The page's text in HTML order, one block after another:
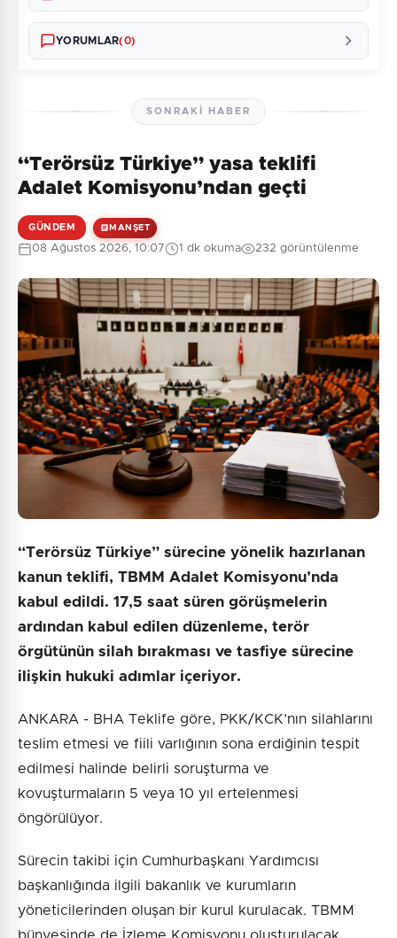
Güvenlik Sorusu:
6 + 3 = ?
Gönder
YORUMLAR(0)
Henüz yorum yapılmamış. İlk yorumu siz yapın!
SONRAKI HABER
“Terörsüz Türkiye” yasa teklifi
Adalet Komisyonu’ndan geçti
GÜNDEM MANŞET
08 Ağustos 2026, 10:07 1 dk okuma 232 görüntülenme
“Terörsüz Türkiye” sürecine yönelik hazırlanan
kanun teklifi, TBMM Adalet Komisyonu’nda
kabul edildi. 17,5 saat süren görüşmelerin
ardından kabul edilen düzenleme, terör
örgütünün silah bırakması ve tasfiye sürecine
ilişkin hukuki adımlar içeriyor.
ANKARA - BHA Teklife göre, PKK/KCK’nın silahlarını
teslim etmesi ve fiili varlığının sona erdiğinin tespit
edilmesi halinde belirli soruşturma ve
kovuşturmaların 5 veya 10 yıl ertelenmesi
öngörülüyor.
Sürecin takibi için Cumhurbaşkanı Yardımcısı
başkanlığında ilgili bakanlık ve kurumların
yöneticilerinden oluşan bir kurul kurulacak. TBMM